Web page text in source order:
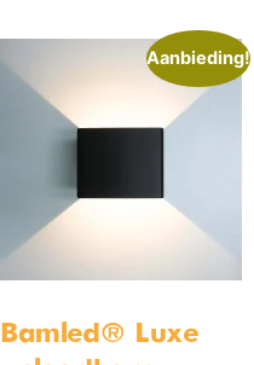
Aanbieding!
Bamled® Luxe